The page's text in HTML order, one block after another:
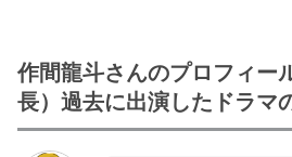
・さとうほなみ
・前田敦子
作間龍斗さんのプロフィー
長）過去に出演したドラマ